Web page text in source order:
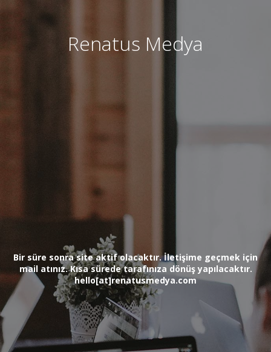
Renatus Medya
Bir süre sonra site aktif olacaktır. İletişime geçmek için
mail atınız. Kısa sürede tarafınıza dönüş yapılacaktır.
hello[at]renatusmedya.com